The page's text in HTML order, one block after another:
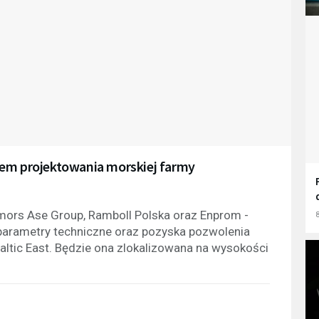
projektowania morskiej farmy
Ase Group, Ramboll Polska oraz Enprom -
techniczne oraz pozyska pozwolenia
East. Będzie ona zlokalizowana na wysokości